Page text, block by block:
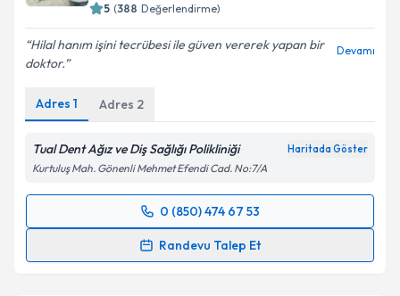
Kişisel verilerimin işlenmesine ilişkin
Metni'ni okudum ve kişisel verilerimin belirtilen
kapsamda işlenmesini kabul ediyorum.
Takvim Talebini Gönder
5 (388 Değerlendirme)
Hilal hanım işini tecrübesi ile güven vererek yapan bir
doktor.
Devamı
Adres 1 Adres 2
Tual Dent Ağız ve Diş Sağlığı Polikliniği Haritada Göster
Kurtuluş Mah. Gönenli Mehmet Efendi Cad. No:7/A
0 (850) 474 67 53
Randevu Talep Et
Randevu Takvimi Talebi